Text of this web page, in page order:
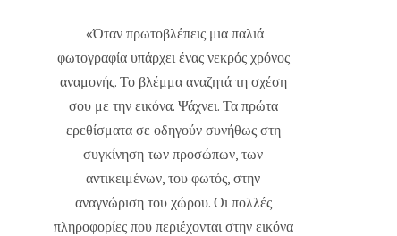
«Όταν πρωτοβλέπεις μια παλιά
φωτογραφία υπάρχει ένας νεκρός χρόνος
αναμονής. Το βλέμμα αναζητά τη σχέση
σου με την εικόνα. Ψάχνει. Τα πρώτα
ερεθίσματα σε οδηγούν συνήθως στη
συγκίνηση των προσώπων, των
αντικειμένων, του φωτός, στην
αναγνώριση του χώρου. Οι πολλές
πληροφορίες που περιέχονται στην εικόνα